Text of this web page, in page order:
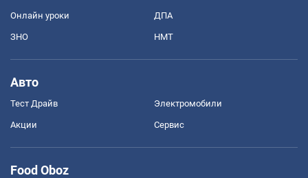
Онлайн уроки ДПА
ЗНО НМТ
Авто
Тест Драйв Электромобили
Акции Сервис
Food Oboz